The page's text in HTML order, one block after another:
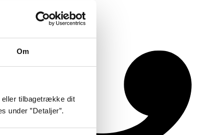
Om
eller tilbagetrække dit
under ”Detaljer”.